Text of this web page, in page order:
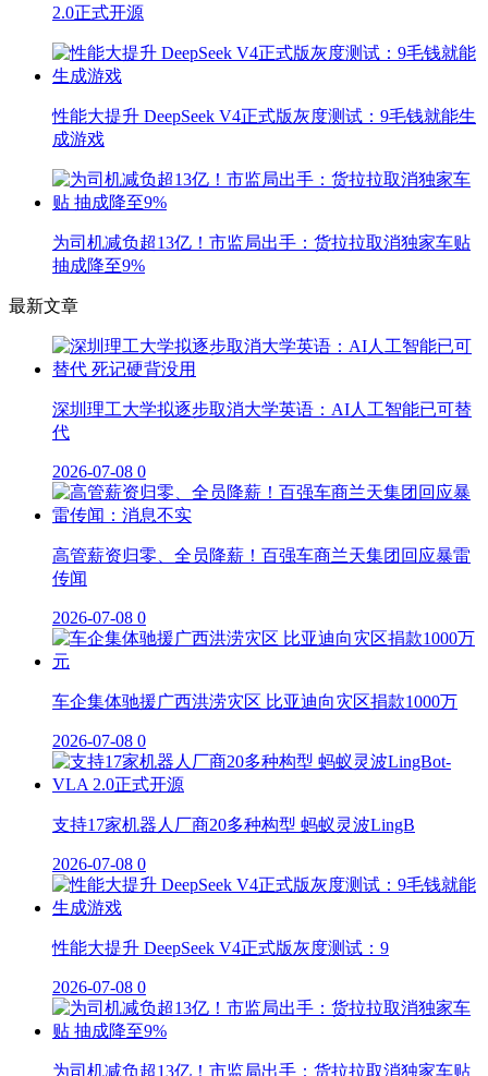
2.0正式开源
性能大提升 DeepSeek V4正式版灰度测试：9毛钱就能生
成游戏
为司机减负超13亿！市监局出手：货拉拉取消独家车贴
抽成降至9%
最新文章
深圳理工大学拟逐步取消大学英语：AI人工智能已可替
代
2026-07-08 0
高管薪资归零、全员降薪！百强车商兰天集团回应暴雷
传闻
2026-07-08 0
车企集体驰援广西洪涝灾区 比亚迪向灾区捐款1000万
2026-07-08 0
支持17家机器人厂商20多种构型 蚂蚁灵波LingB
2026-07-08 0
性能大提升 DeepSeek V4正式版灰度测试：9
2026-07-08 0
为司机减负超13亿！市监局出手：货拉拉取消独家车贴